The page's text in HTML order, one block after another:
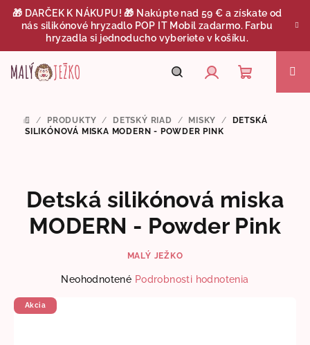
Prejsť
🎁 DARČEK K NÁKUPU! 🎁 Nakúpte nad 59 € a získate od
nás silikónové hryzadlo POP IT Mobil zadarmo. Farbu
hryzadla si jednoducho vyberiete v košíku.
Nákupný
DOMOV
/ PRODUKTY / DETSKÝ RIAD / MISKY /
DETSKÁ
SILIKÓNOVÁ MISKA MODERN - POWDER PINK
Detská silikónová miska
MODERN - Powder Pink
MALÝ JEŽKO
Priemerné
Neohodnotené Podrobnosti hodnotenia
Akcia